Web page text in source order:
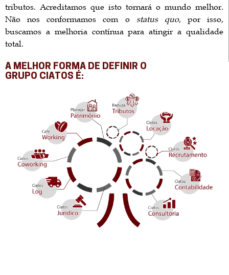
tributos. Acreditamos que isto tornará o mundo melhor.
Não nos conformamos com o status quo, por isso,
buscamos a melhoria contínua para atingir a qualidade
total.
A MELHOR FORMA DE DEFINIR O
GRUPO CIATOS É: